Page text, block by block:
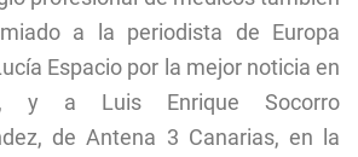
a la periodista de Europa
Espacio por la mejor noticia en
y a Luis Enrique Socorro
de Antena 3 Canarias, en la